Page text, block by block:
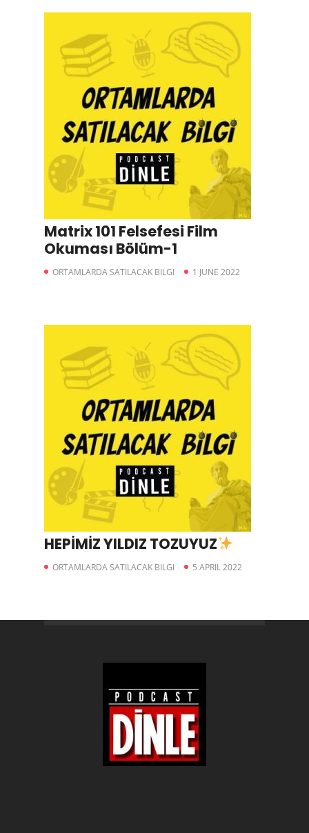
Matrix 101 Felsefesi Film
Okuması Bölüm-1
ORTAMLARDA SATILACAK BILGI 1 JUNE 2022
HEPİMİZ YILDIZ TOZUYUZ
ORTAMLARDA SATILACAK BILGI 5 APRIL 2022